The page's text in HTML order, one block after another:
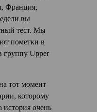
Франция,
вы
тест. Мы
пометки в
группу Upper
тот момент
которому
история очень